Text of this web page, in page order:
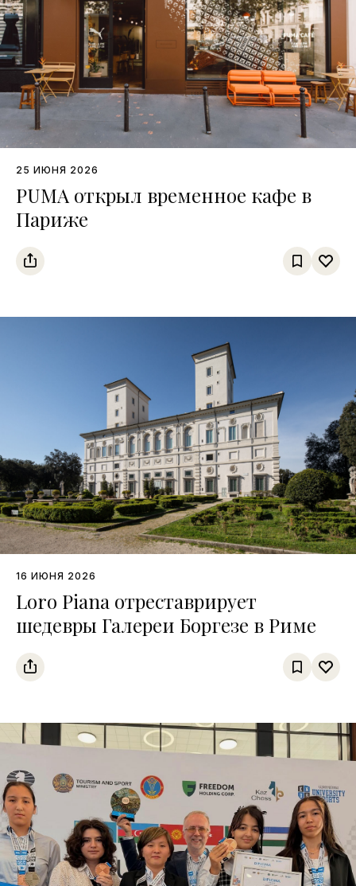
25 ИЮНЯ 2026
PUMA открыл временное кафе в
Париже
16 ИЮНЯ 2026
Loro Piana отреставрирует
шедевры Галереи Боргезе в Риме